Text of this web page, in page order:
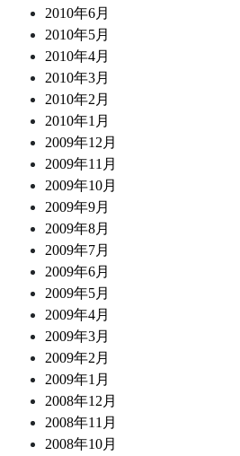
2010年6月
2010年5月
2010年4月
2010年3月
2010年2月
2010年1月
2009年12月
2009年11月
2009年10月
2009年9月
2009年8月
2009年7月
2009年6月
2009年5月
2009年4月
2009年3月
2009年2月
2009年1月
2008年12月
2008年11月
2008年10月